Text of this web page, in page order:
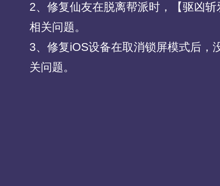
2、修复仙友在脱离帮派时，【驱凶
相关问题。
3、修复iOS设备在取消锁屏模式后，
关问题。